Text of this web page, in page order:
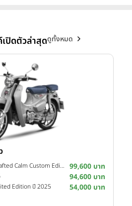
ปิดตัวล่าสุดดูทั้งหมด
Super Cub C125 The Crafted Calm Custom Edition ปี 2026 99,600 บาท
94,600 บาท
Edition ปี 2025 54,000 บาท